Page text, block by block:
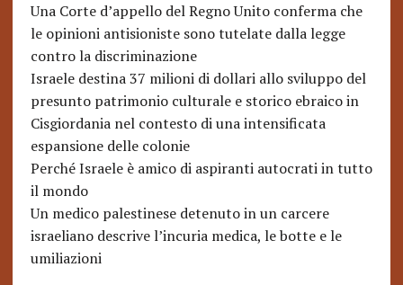
Una Corte d’appello del Regno Unito conferma che
le opinioni antisioniste sono tutelate dalla legge
contro la discriminazione
Israele destina 37 milioni di dollari allo sviluppo del
presunto patrimonio culturale e storico ebraico in
Cisgiordania nel contesto di una intensificata
espansione delle colonie
Perché Israele è amico di aspiranti autocrati in tutto
il mondo
Un medico palestinese detenuto in un carcere
israeliano descrive l’incuria medica, le botte e le
umiliazioni